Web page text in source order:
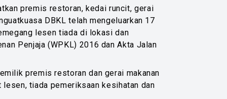
premis restoran, kedai runcit, gerai
DBKL telah mengeluarkan 17
lesen tiada di lokasi dan
Penjaja (WPKL) 2016 dan Akta Jalan
premis restoran dan gerai makanan
tiada pemeriksaan kesihatan dan